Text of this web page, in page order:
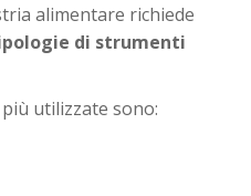
alimentare richiede
di strumenti
utilizzate sono: